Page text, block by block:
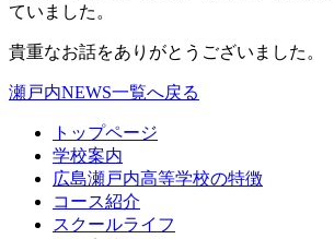
ていました。
貴重なお話をありがとうございました。
瀬戸内NEWS一覧へ戻る
トップページ
学校案内
広島瀬戸内高等学校の特徴
コース紹介
スクールライフ